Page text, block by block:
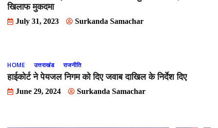
खिलाफ मुकदमा
July 31, 2023 Surkanda Samachar
HOME उत्तराखंड राजनीति
हाईकोर्ट ने पेयजल निगम को दिए जवाब दाखिल के निर्देश दिए
June 29, 2024 Surkanda Samachar